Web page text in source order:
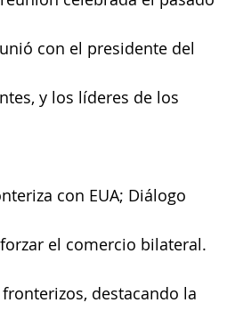
con el presidente del
y los líderes de los
con EUA; Diálogo
el comercio bilateral.
destacando la